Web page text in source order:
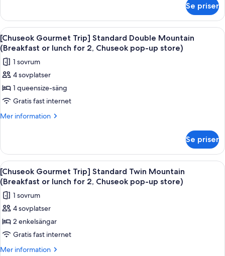
for
2
(once/stay),
Haenyeo
Bear
(1/stay)]
Suite
Mountain
[Hinode
Teppan
Dinner
for
2
(once/stay),
Haenyeo
Bear
Se priser
Öppna
alla
foton
för
[Chuseok
Gourmet
Trip]
Standard
(Breakfast
or
lunch
for
2,
Chuseok
pop-
up
store)
Ett sovrum med en stor säng, ett
6
[Chuseok Gourmet Trip] Standard Double Mountain
(Breakfast or lunch for 2, Chuseok pop-up store)
1 sovrum
4 sovplatser
1 queensize-säng
Gratis fast internet
Mer information
Mer
Gourmet
Trip]
Standard
Double
Mountain
(Breakfast
or
for
2,
pop-
Se priser
Öppna
alla
foton
för
[Chuseok
Gourmet
Trip]
Standard
Ett hotellrum med två sängar, en
5
[Chuseok Gourmet Trip] Standard Twin Mountain
(Breakfast or lunch for 2, Chuseok pop-up store)
1 sovrum
4 sovplatser
2 enkelsängar
Gratis fast internet
Mer information
Mer